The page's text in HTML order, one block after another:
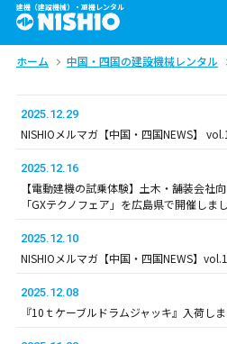
建機（建設機械）・重機レンタル
商品一覧
問合せ依頼リスト
中部 関西
九州・沖縄（外部）
ホーム 中国・四国の建設機械レンタル
2025.12.29
NISHIOメルマガ【中国・四国NEWS】
2025.12.16
【電動建機の試乗体験】土木・舗装会社
「GXテクノフェア」を広島県で開催しま
2025.12.10
NISHIOメルマガ【中国・四国NEWS】
2025.12.08
『10ｔケーブルドラムジャッキ』入荷し